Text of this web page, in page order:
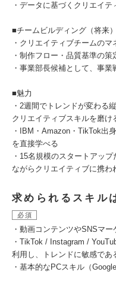
・データに基づくクリエイ
■チームビルディング（将来）
・クリエイティブチームの
・制作フロー・品質基準の策
・事業部長候補として、事
■魅力
・2週間でトレンドが変わる
クリエイティブスキルを磨け
・IBM・Amazon・TikTok出
を直接学べる
・15名規模のスタートアッ
ながらクリエイティブに携わ
求められるスキル
必須
・動画コンテンツやSNSマ
・TikTok / Instagram /
利用し、トレンドに敏感であ
・基本的なPCスキル（